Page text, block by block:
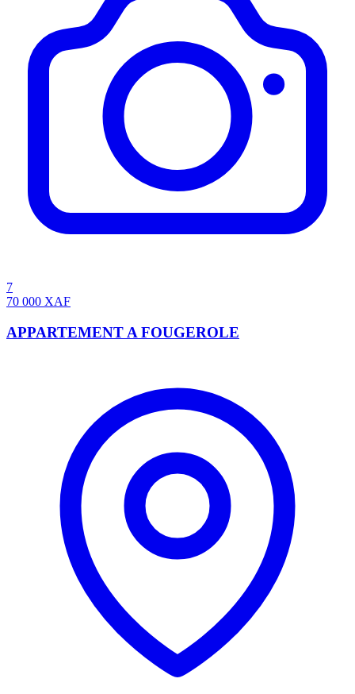
7
70 000 XAF
APPARTEMENT A FOUGEROLE